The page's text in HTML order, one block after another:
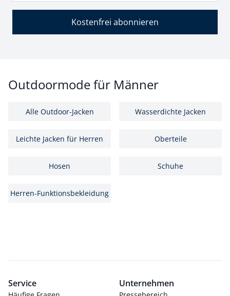
Kostenfrei abonnieren
Outdoormode für Männer
Alle Outdoor-Jacken Wasserdichte Jacken
Leichte Jacken für Herren Oberteile
Hosen Schuhe
Herren-Funktionsbekleidung
Service Unternehmen